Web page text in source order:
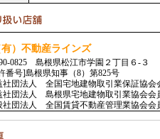
有）不動産ラインズ
0825 島根県松江市学園２丁目６-３
番号]島根県知事（8）第825号
社団法人 全国宅地建物取引業保証協会
社団法人 島根県宅地建物取引業協会会
社団法人 全国賃貸不動産管理業協会会